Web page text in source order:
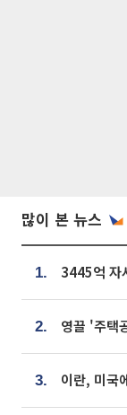
많이 본 뉴스
1.
2.
3.